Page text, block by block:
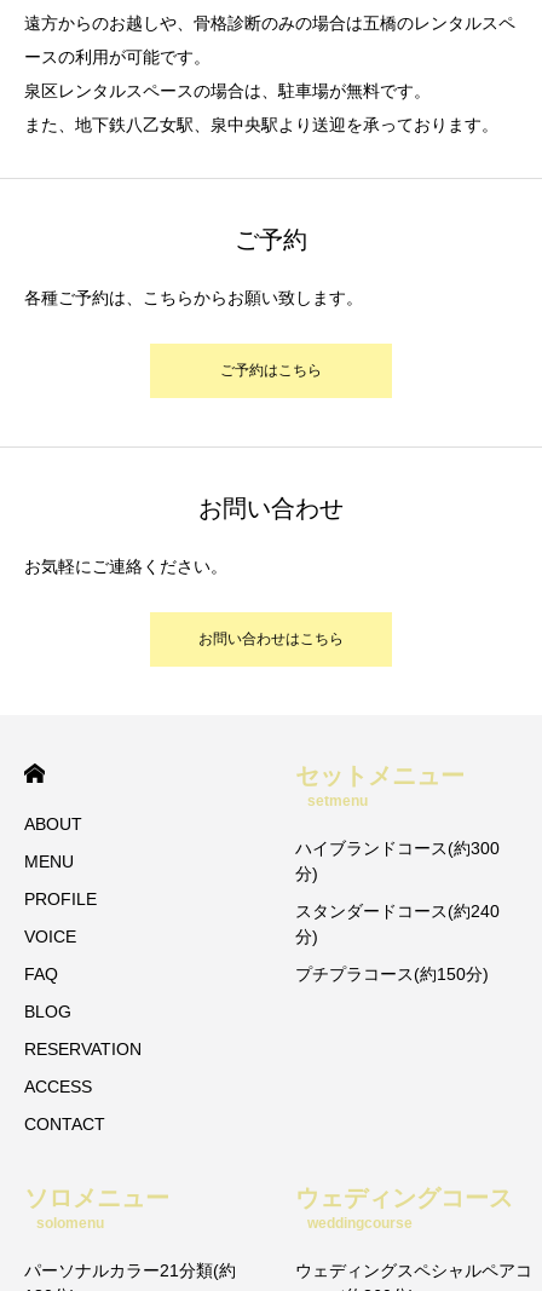
遠方からのお越しや、骨格診断のみの場合は五橋のレンタルスペ
ースの利用が可能です。
泉区レンタルスペースの場合は、駐車場が無料です。
また、地下鉄八乙女駅、泉中央駅より送迎を承っております。
ご予約
各種ご予約は、こちらからお願い致します。
ご予約はこちら
お問い合わせ
お気軽にご連絡ください。
お問い合わせはこちら
ABOUT
MENU
PROFILE
VOICE
FAQ
BLOG
RESERVATION
ACCESS
CONTACT
セットメニュー
setmenu
ハイブランドコース(約300
分)
スタンダードコース(約240
分)
プチプラコース(約150分)
ソロメニュー
solomenu
パーソナルカラー21分類(約
ウェディングコース
weddingcourse
ウェディングスペシャルペアコ